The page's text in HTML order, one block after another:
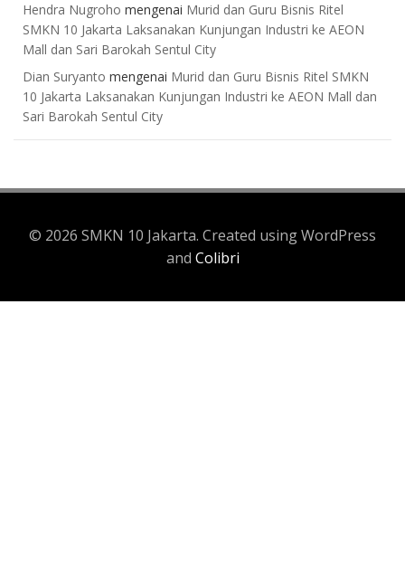
Hendra Nugroho mengenai Murid dan Guru Bisnis Ritel
SMKN 10 Jakarta Laksanakan Kunjungan Industri ke AEON
Mall dan Sari Barokah Sentul City
Dian Suryanto mengenai Murid dan Guru Bisnis Ritel SMKN
10 Jakarta Laksanakan Kunjungan Industri ke AEON Mall dan
Sari Barokah Sentul City
© 2026 SMKN 10 Jakarta. Created using WordPress
and Colibri